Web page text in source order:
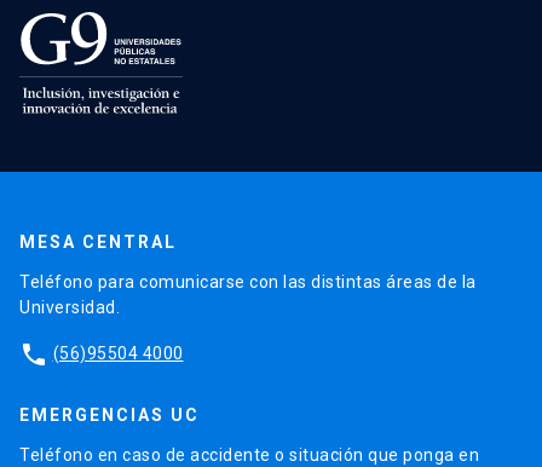
MESA CENTRAL
Teléfono para comunicarse con las distintas áreas de la
Universidad.
phone (56)95504 4000
EMERGENCIAS UC
Teléfono en caso de accidente o situación que ponga en